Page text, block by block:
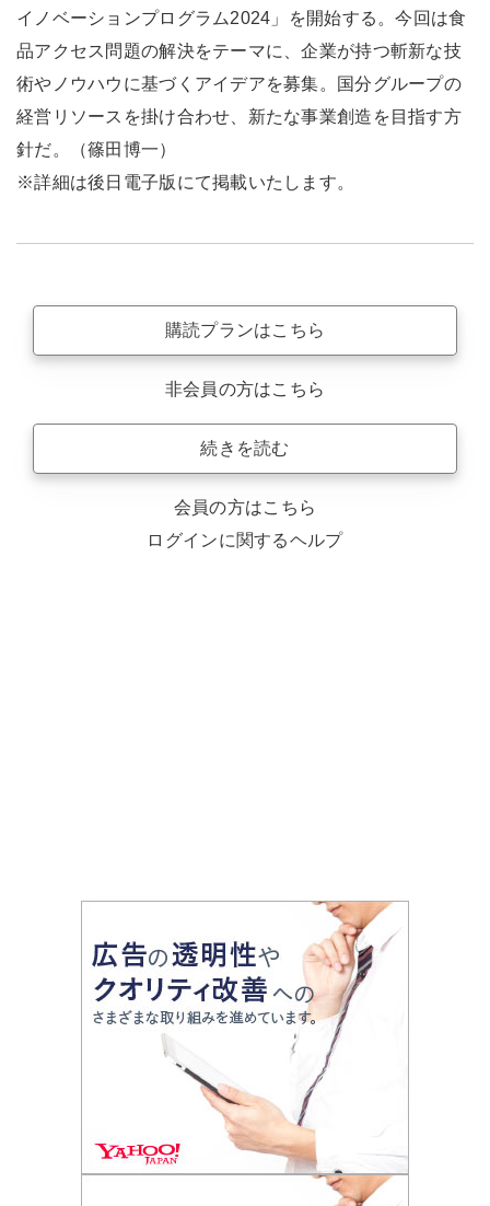
イノベーションプログラム2024」を開始する。今回は食
品アクセス問題の解決をテーマに、企業が持つ斬新な技
術やノウハウに基づくアイデアを募集。国分グループの
経営リソースを掛け合わせ、新たな事業創造を目指す方
針だ。（篠田博一）
※詳細は後日電子版にて掲載いたします。
購読プランはこちら
非会員の方はこちら
続きを読む
会員の方はこちら
ログインに関するヘルプ